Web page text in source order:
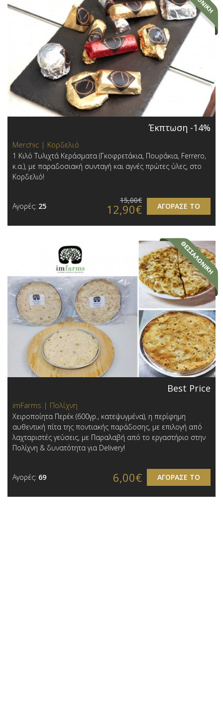
Έκπτωση -14%
Merchic | Κορδελιό
1 Κιλό Τυλιχτά Κεράσματα (Γκοφρετάκια, Πουράκια, Ferrero,
κ.α.), με παραδοσιακή συνταγή και αγνές πρώτες ύλες, στο
Κορδελιό!
Αγορές: 25 ΑΓΟΡΑΣΕ ΤΟ
15,00€
12,90€
Best Price
imFarms | Πολίχνη
Χειροποίητα Περέκ (600γρ., κατεψυγμένα), η περίφημη
αυθεντική πίτα της ποντιακής παράδοσης, με επιλογή από
λαχταριστές γεύσεις, με Παραλαβή από το εργαστήριο στην
Πολίχνη & δυνατότητα για Delivery!
Αγορές: 69 ΑΓΟΡΑΣΕ ΤΟ
6,00€